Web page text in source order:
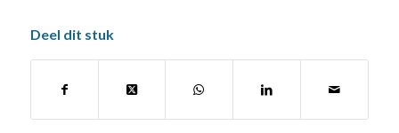
Deel dit stuk